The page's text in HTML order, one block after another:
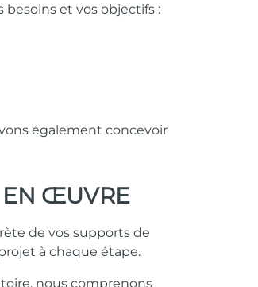
et vos objectifs :
également concevoir
EN ŒUVRE
de vos supports de
à chaque étape.
nous comprenons